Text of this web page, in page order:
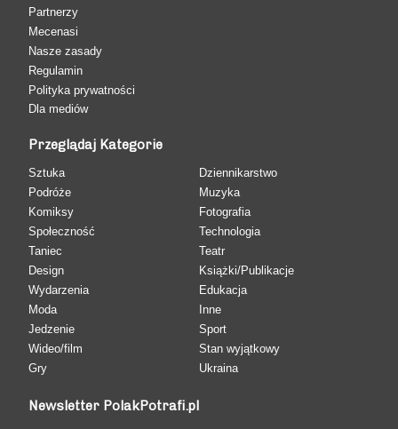
Partnerzy
Mecenasi
Nasze zasady
Regulamin
Polityka prywatności
Dla mediów
Przeglądaj Kategorie
Sztuka
Podróże
Komiksy
Społeczność
Taniec
Design
Wydarzenia
Moda
Jedzenie
Wideo/film
Gry
Dziennikarstwo
Muzyka
Fotografia
Technologia
Teatr
Książki/Publikacje
Edukacja
Inne
Sport
Stan wyjątkowy
Ukraina
Newsletter PolakPotrafi.pl